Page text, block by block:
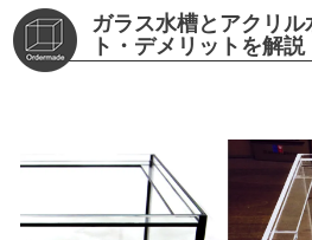
ガラス水槽とアクリ
ト・デメリットを解説